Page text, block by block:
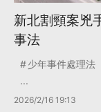
新北割頸案兇
事法
少年事件處理法
...
2026/2/16 19:13